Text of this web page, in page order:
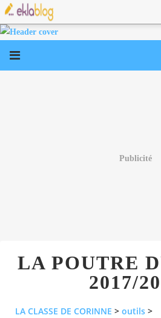
Publicité
LA POUTRE
2017/
LA CLASSE DE CORINNE > outils >